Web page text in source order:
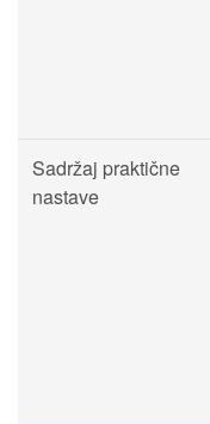
Sadržaj praktične
nastave